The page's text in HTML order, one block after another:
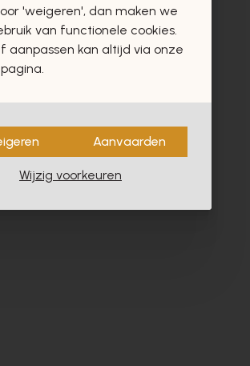
'weigeren', dan maken we
van functionele cookies.
aanpassen kan altijd via onze
Aanvaarden
Wijzig voorkeuren